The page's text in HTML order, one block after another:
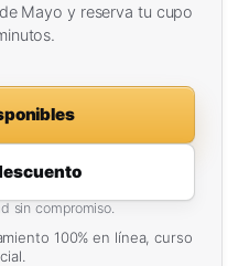
Mayo y reserva tu cupo
sin compromiso.
100% en línea, curso